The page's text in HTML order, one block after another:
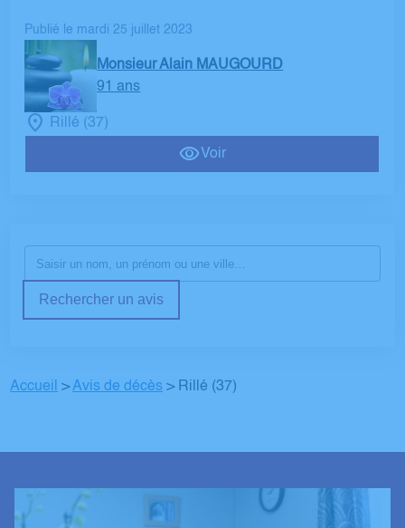
Publié le mardi 25 juillet 2023
Monsieur Alain MAUGOURD
91 ans
Rillé (37)
Voir
Rechercher un avis
Accueil >Avis de décès > Rillé (37)